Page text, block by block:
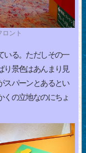
ント
いる。ただしその一
り景色はあんまり見
スパーンとあるとい
くの立地なのにちょ